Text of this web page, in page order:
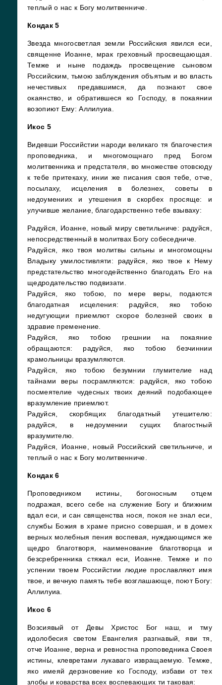
теплый о нас к Богу молитвенниче.
Кондак 5
Звезда многосветлая земли Российския явился еси,
священне Иоанне, мрак греховный просвещающая.
Темже и ныне подаждь просвещение сыновом
Российским, тьмою заблуждения объятым и во власть
нечестивых предавшимся, да познают свое
окаянство, и обратившеся ко Господу, в покаянии
возопиют Ему: Аллилуиа.
Икос 5
Видевши Российстии народи великаго тя благочестия
проповедника, и многомощнаго пред Богом
молитвенника и предстателя, во множестве отовсюду
к тебе притекаху, инии же писания своя тебе, отче,
посылаху, исцеления в болезнех, советы в
недоумениих и утешения в скорбех просяще: и
улучивше желание, благодарственно тебе взываху:
Радуйся, Иоанне, новый миру светильниче: радуйся,
непосредственный в молитвах Богу собеседниче.
Радуйся, яко твоя молитвы сильны и многомощны
Владыку умилостивляти: радуйся, яко твое к Нему
предстательство многодейственно благодать Его на
щедродательство подвизати.
Радуйся, яко тобою, по мере веры, подаются
благодатная исцеления: радуйся, яко тобою
недугующии приемлют скорое болезней своих в
здравие пременение.
Радуйся, яко тобою грешнии на покаяние
обращаются: радуйся, яко тобою безчиннии
крамольницы вразумляются.
Радуйся, яко тобою безумнии глумителие над
тайнами веры посрамляются: радуйся, яко тобою
посмеятелие чудесных твоих деяний подобающее
вразумление приемлют.
Радуйся, скорбящих благодатный утешителю:
радуйся, в недоумении сущих благостный
вразумителю.
Радуйся, Иоанне, новый Российский светильниче, и
теплый о нас к Богу молитвенниче.
Кондак 6
Проповедником истины, богоносным отцем
подражая, всего себе на служение Богу и ближним
вдал еси, и сан священства нося, покоя не знал еси,
службы Божия в храме присно совершая, и в домех
верных молебныя пения воспевая, нуждающимся же
щедро благотворя, наименование благотворца и
безсребренника стяжал еси, Иоанне. Темже и по
успении твоем Российстии людие прославляют имя
твое, и вечную память тебе возглашающе, поют Богу:
Аллилуиа.
Икос 6
Возсиявый от Девы Христос Бог наш, и тму
идолобесия светом Евангелия разгнавый, яви тя,
отче Иоанне, верна и ревностна проповедника Своея
истины, клевретами лукаваго извращаемую. Темже,
яко имеяй дерзновение ко Господу, избави от тех
злобы и коварства всех воспевающих ти таковая: